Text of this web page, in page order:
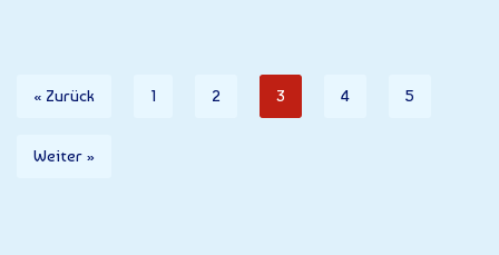
« Zurück 1 2 3 4 5
Weiter »